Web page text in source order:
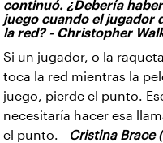
continuó. ¿Debería
juego cuando el jugador
la red? - Christopher
Si un jugador, o la
toca la red mientras la
juego, pierde el punto.
necesitaría hacer esa
el punto. - Cristina Brace